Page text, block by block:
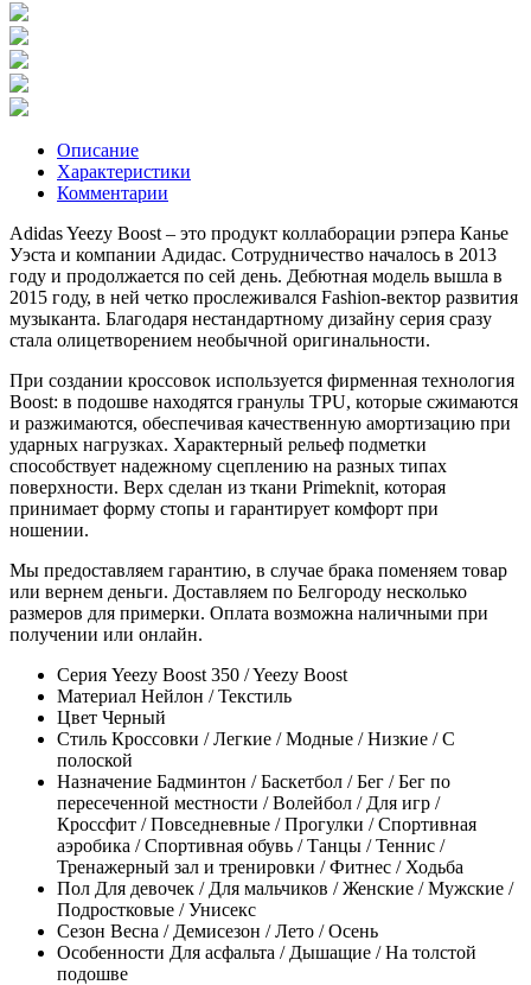
Описание
Характеристики
Комментарии
Adidas Yeezy Boost – это продукт коллаборации рэпера Канье
Уэста и компании Адидас. Сотрудничество началось в 2013
году и продолжается по сей день. Дебютная модель вышла в
2015 году, в ней четко прослеживался Fashion-вектор развития
музыканта. Благодаря нестандартному дизайну серия сразу
стала олицетворением необычной оригинальности.
При создании кроссовок используется фирменная технология
Boost: в подошве находятся гранулы TPU, которые сжимаются
и разжимаются, обеспечивая качественную амортизацию при
ударных нагрузках. Характерный рельеф подметки
способствует надежному сцеплению на разных типах
поверхности. Верх сделан из ткани Primeknit, которая
принимает форму стопы и гарантирует комфорт при
ношении.
Мы предоставляем гарантию, в случае брака поменяем товар
или вернем деньги. Доставляем по Белгороду несколько
размеров для примерки. Оплата возможна наличными при
получении или онлайн.
Серия Yeezy Boost 350 / Yeezy Boost
Материал Нейлон / Текстиль
Цвет Черный
Стиль Кроссовки / Легкие / Модные / Низкие / С
полоской
Назначение Бадминтон / Баскетбол / Бег / Бег по
пересеченной местности / Волейбол / Для игр /
Кроссфит / Повседневные / Прогулки / Спортивная
аэробика / Спортивная обувь / Танцы / Теннис /
Тренажерный зал и тренировки / Фитнес / Ходьба
Пол Для девочек / Для мальчиков / Женские / Мужские /
Подростковые / Унисекс
Сезон Весна / Демисезон / Лето / Осень
Особенности Для асфальта / Дышащие / На толстой
подошве